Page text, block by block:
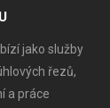
jako služby
řezů,
a práce